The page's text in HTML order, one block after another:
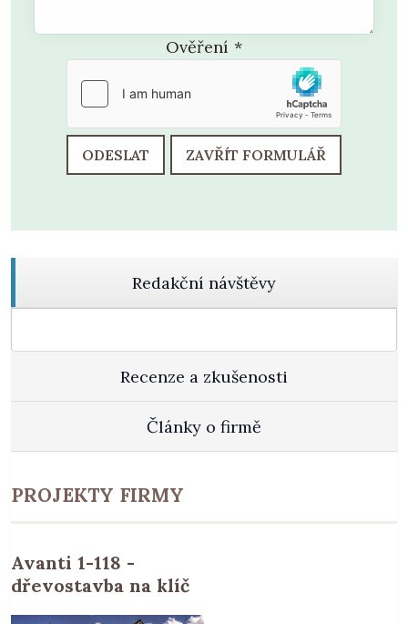
Ověření *
ODESLAT ZAVŘÍT FORMULÁŘ
Redakční návštěvy
Recenze a zkušenosti
Články o firmě
PROJEKTY FIRMY
Avanti 1-118 -
dřevostavba na klíč